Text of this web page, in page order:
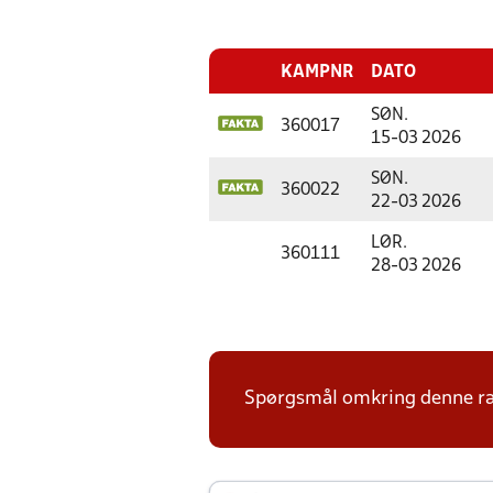
KAMPNR DATO
360017
SØN.
15-03 2026
360022
SØN.
22-03 2026
360111
LØR.
28-03 2026
Spørgsmål omkring denne